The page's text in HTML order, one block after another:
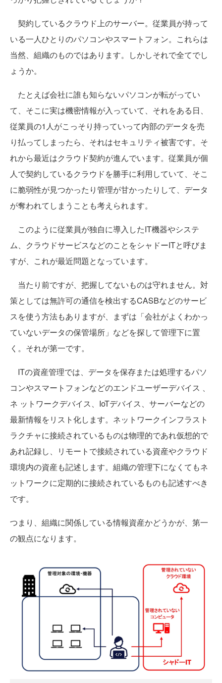
契約しているクラウド上のサーバー。従業員が持って
いる一人ひとりのパソコンやスマートフォン。これらは
当然、組織のものではあります。しかしそれで全てでし
ょうか。
たとえば会社に誰も知らないパソコンが転がってい
て、そこに実は機密情報が入っていて、それをある日、
従業員の1人がこっそり持っていって内部のデータを売
り払ってしまったら、それはセキュリティ被害です。そ
れから最近はクラウド契約が進んでいます。従業員が個
人で契約しているクラウドを勝手に利用していて、そこ
に脆弱性が見つかったり管理が甘かったりして、データ
が奪われてしまうことも考えられます。
このように従業員が独自に導入したIT機器やシステ
ム、クラウドサービスなどのことをシャドーITと呼びま
すが、これが最近問題となっています。
当たり前ですが、把握してないものは守れません。対
策としては無許可の通信を検出するCASBなどのサービ
スを使う方法もありますが、まずは「会社がよくわかっ
ていないデータの保管場所」などを探して管理下に置
く。それが第一です。
ITの資産管理では、データを保存または処理するパソ
コンやスマートフォンなどのエンドユーザーデバイス 、
ネ ットワークデバイス、IoTデバイス、サーバーなどの
最新情報をリスト化します。ネットワークインフラスト
ラクチャに接続されているものは物理的であれ仮想的で
あれ記録し、リモートで接続されている資産やクラウド
環境内の資産も記述します。組織の管理下になくてもネ
ットワークに定期的に接続されているものも記述すべき
です。
つまり、組織に関係している情報資産かどうかが、第一
の観点になります。